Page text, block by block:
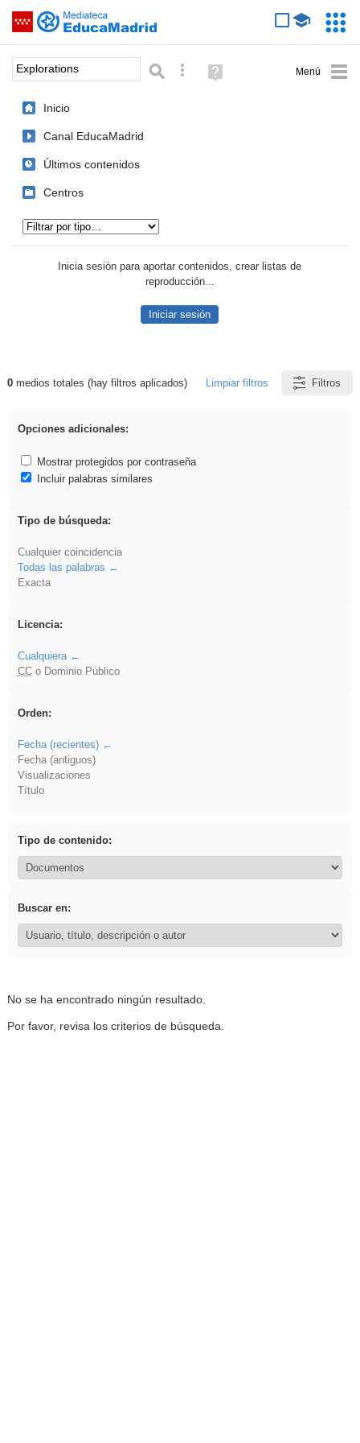
Saltar navegación
Palabra o frase: Búsqueda avanzada
Ayuda
(en
Inicio
Canal EducaMadrid
Últimos contenidos
Centros
Inicia sesión para aportar contenidos, crear listas de
reproducción...
Iniciar sesión
Resultados de: Explorations
0medios totales (hay filtros aplicados) Limpiar filtros Filtros
Opciones adicionales:
Mostrar protegidos por contraseña
Incluir palabras similares
Tipo de búsqueda:
Cualquier coincidencia
Todas las palabras
Exacta
Licencia:
Cualquiera
CCo Dominio Público
Orden:
Fecha (recientes)
Fecha (antiguos)
Visualizaciones
Título
Tipo de contenido:
Buscar en:
No se ha encontrado ningún resultado.
Por favor, revisa los criterios de búsqueda.